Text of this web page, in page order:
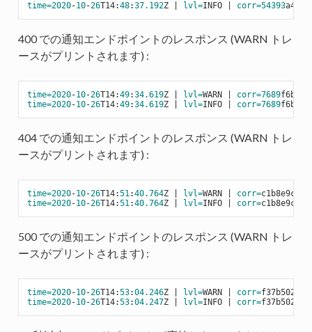
time=2020-10-26T14:48:37.192Z | lvl=INFO | corr=54393a44-
400 での通知エンドポイントのレスポンス (WARN トレ
ースがプリントされます) :
time=2020-10-26T14:49:34.619Z | lvl=WARN | corr=7689f6ba-
time=2020-10-26T14:49:34.619Z | lvl=INFO | corr=7689f6ba-
404 での通知エンドポイントのレスポンス (WARN トレ
ースがプリントされます) :
time=2020-10-26T14:51:40.764Z | lvl=WARN | corr=c1b8e9c0-
time=2020-10-26T14:51:40.764Z | lvl=INFO | corr=c1b8e9c0-
500 での通知エンドポイントのレスポンス (WARN トレ
ースがプリントされます) :
time=2020-10-26T14:53:04.246Z | lvl=WARN | corr=f37b5024-
time=2020-10-26T14:53:04.247Z | lvl=INFO | corr=f37b5024-